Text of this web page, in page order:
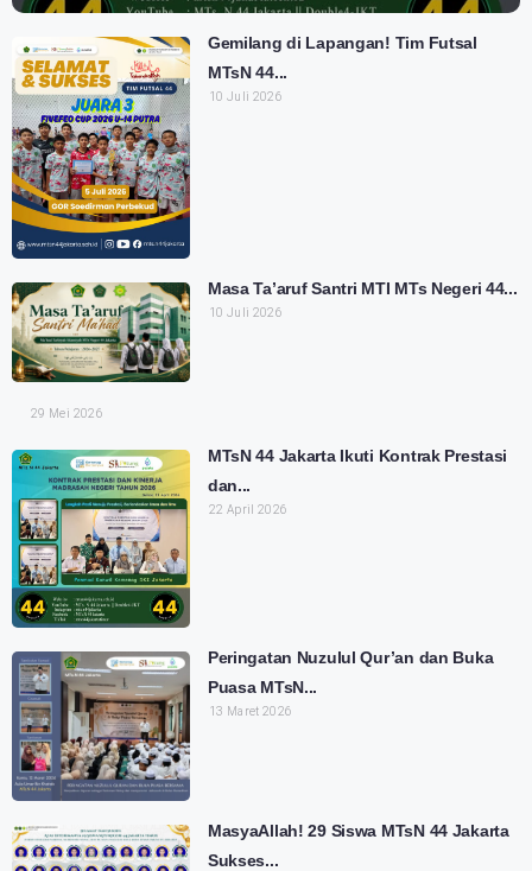
Gemilang di Lapangan! Tim Futsal
MTsN 44...
10 Juli 2026
Masa Ta’aruf Santri MTI MTs Negeri 44...
10 Juli 2026
29 Mei 2026
MTsN 44 Jakarta Ikuti Kontrak Prestasi
dan...
22 April 2026
Peringatan Nuzulul Qur’an dan Buka
Puasa MTsN...
13 Maret 2026
MasyaAllah! 29 Siswa MTsN 44 Jakarta
Sukses...